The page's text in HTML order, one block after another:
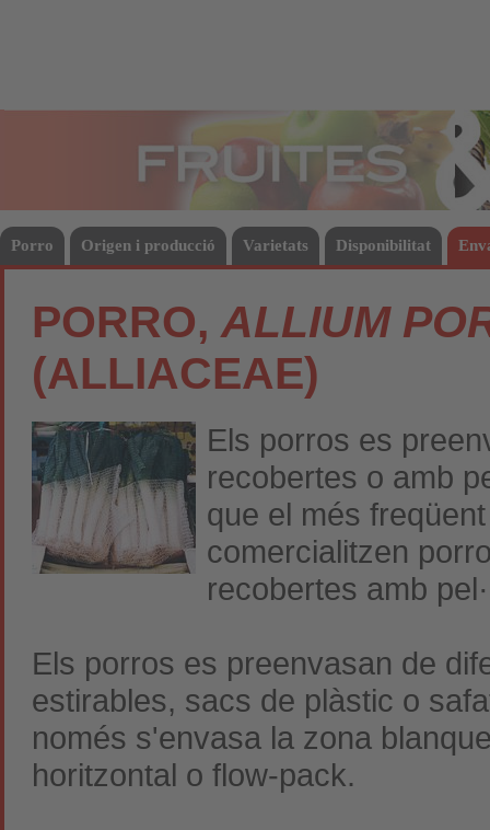
Porro Origen i producció Varietats Disponibilitat
PORRO, ALLIUM
(ALLIACEAE)
Els porros es
recobertes o amb
que el més
comercialitzen
recobertes amb
Els porros es preenvasan de
estirables, sacs de plàstic o
només s'envasa la zona
horitzontal o flow-pack.